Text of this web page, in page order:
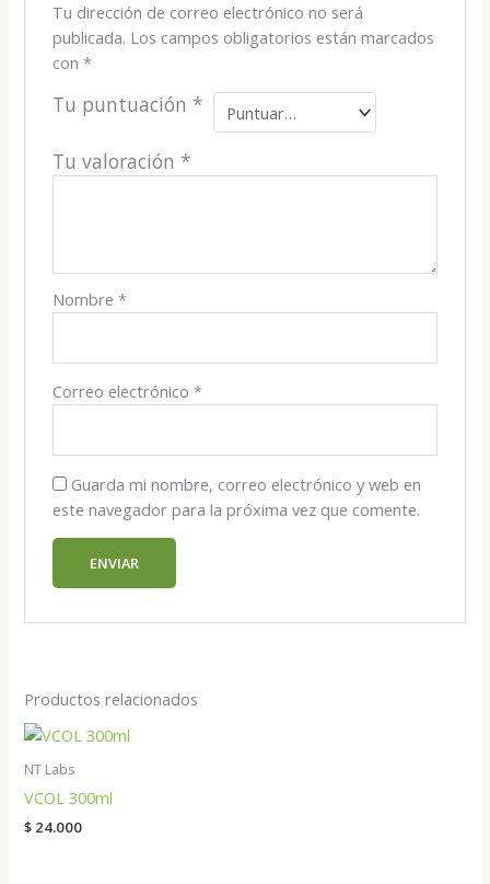
Tu dirección de correo electrónico no será
publicada. Los campos obligatorios están marcados
con *
Tu puntuación *
Tu valoración *
Nombre *
Correo electrónico *
Guarda mi nombre, correo electrónico y web en
este navegador para la próxima vez que comente.
Productos relacionados
NT Labs
VCOL 300ml
$ 24.000